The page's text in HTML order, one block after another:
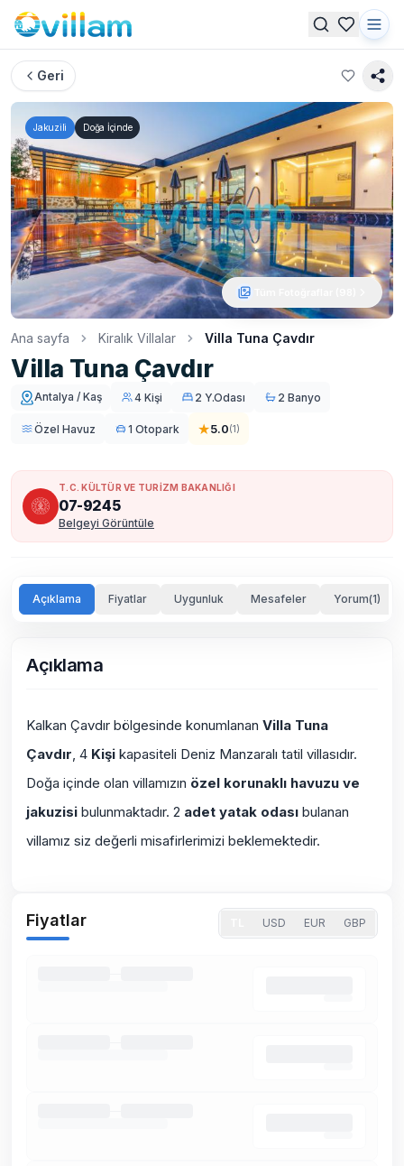
Geri
Jakuzili Doğa İçinde
Ana sayfa Kiralık Villalar Villa Tuna Çavdır
Villa Tuna Çavdır
Antalya / Kaş 4 Kişi 2 Y.Odası 2 Banyo
Özel Havuz 1 Otopark ★5.0(1)
T.C. KÜLTÜR VE TURİZM BAKANLIĞI
07-9245
Belgeyi Görüntüle
Açıklama Fiyatlar Uygunluk Mesafeler Yorum(1)
Açıklama
Kalkan Çavdır bölgesinde konumlanan Villa Tuna
Çavdır, 4 Kişi kapasiteli Deniz Manzaralı tatil villasıdır.
Doğa içinde olan villamızın özel korunaklı havuzu ve
jakuzisi bulunmaktadır. 2 adet yatak odası bulanan
villamız siz değerli misafirlerimizi beklemektedir.
Fiyatlar USD EUR GBP